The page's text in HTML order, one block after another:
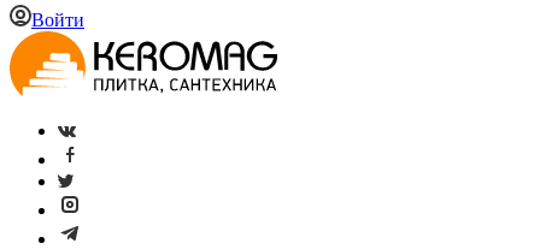
Войти